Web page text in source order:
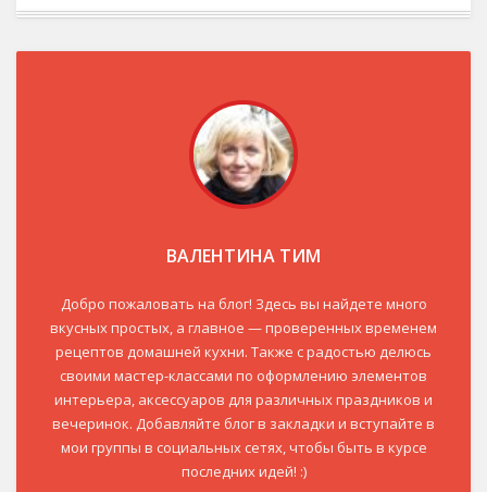
ВАЛЕНТИНА ТИМ
Добро пожаловать на блог! Здесь вы найдете много
вкусных простых, а главное — проверенных временем
рецептов домашней кухни. Также с радостью делюсь
своими мастер-классами по оформлению элементов
интерьера, аксессуаров для различных праздников и
вечеринок. Добавляйте блог в закладки и вступайте в
мои группы в социальных сетях, чтобы быть в курсе
последних идей! :)